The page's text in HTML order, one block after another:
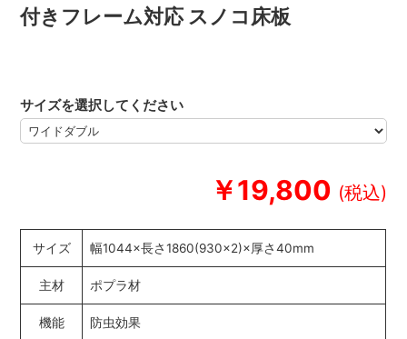
付きフレーム対応 スノコ床板
￥19,800
サイズを選択してください
サイズ 幅1044×長さ1860(930×2)×厚さ40mm
主材 ポプラ材
機能 防虫効果